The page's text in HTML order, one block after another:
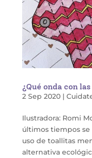
¿Qué onda con
2 Sep 2020|
Ilustradora: Romi
últimos tiempos
uso de toallitas
alternativa